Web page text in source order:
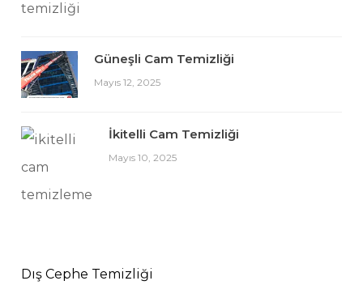
Güneşli Cam Temizliği
Mayıs 12, 2025
İkitelli Cam Temizliği
Mayıs 10, 2025
Dış Cephe Temizliği